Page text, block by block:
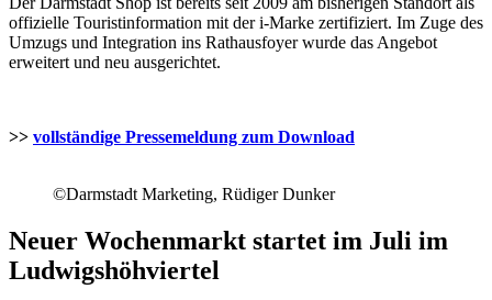
offizielle Touristinformation mit der i-Marke zertifiziert. Im Zuge des
Umzugs und Integration ins Rathausfoyer wurde das Angebot
erweitert und neu ausgerichtet.
>> vollständige Pressemeldung zum Download
©Darmstadt Marketing, Rüdiger Dunker
Neuer Wochenmarkt startet im Juli im
Ludwigshöhviertel